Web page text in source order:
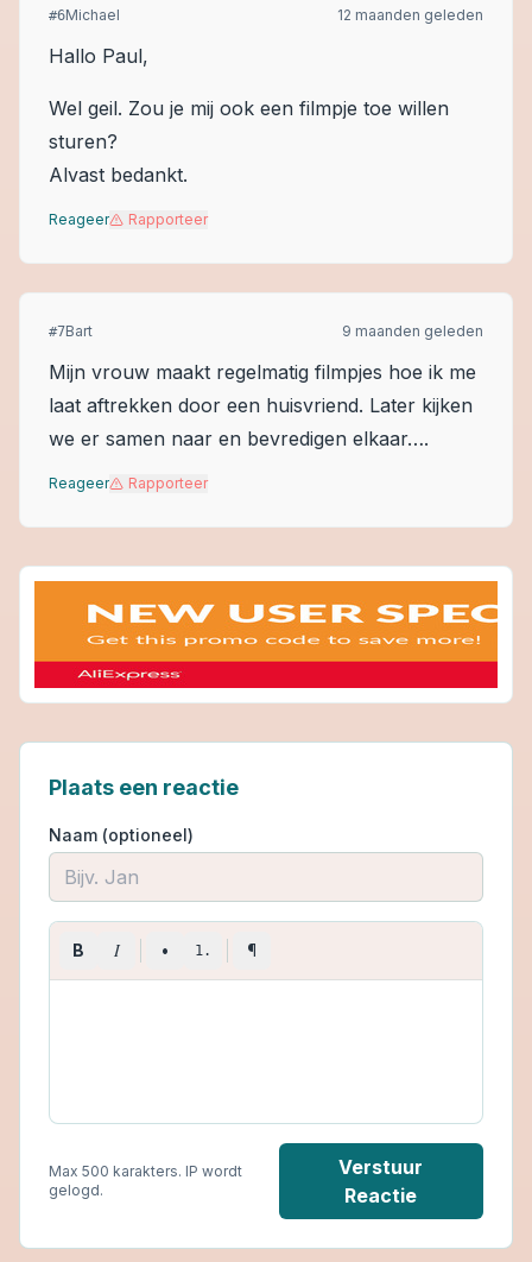
#6Michael 12 maanden geleden
Hallo Paul,
Wel geil. Zou je mij ook een filmpje toe willen
sturen?
Alvast bedankt.
Reageer Rapporteer
#7Bart 9 maanden geleden
Mijn vrouw maakt regelmatig filmpjes hoe ik me
laat aftrekken door een huisvriend. Later kijken
we er samen naar en bevredigen elkaar….
Reageer Rapporteer
Plaats een reactie
Naam (optioneel)
B I • 1. ¶
Max 500 karakters. IP wordt
gelogd.
Verstuur
Reactie